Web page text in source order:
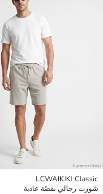
LCWAIKIKI Classic
شورت رجالي بقصّة عادية